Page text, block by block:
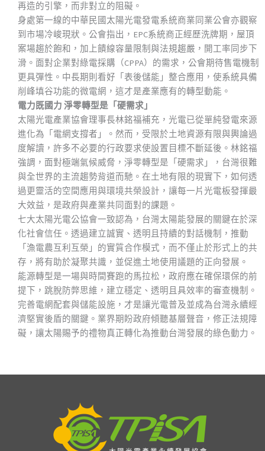
再造的引擎，而非對立的阻礙。
身處第一線的中華民國太陽光電發電系統商業同業公會亦觀察
到市場冷峻現狀。公會指出，EPC系統商正經歷洗牌期，屋頂
案場趨於飽和，加上饋線容量限制與法規趨嚴，開工率同步下
滑。面對企業對綠電採購（CPPA）的需求，公會期待售電機制
更具彈性。中長期則看好「表後儲能」整合應用，使系統具備
削峰填谷功能的微電網，這才是產業應有的轉型動能。
電力既國力 淨零轉型是「硬需求」
太陽光電產業協會理事長林銘福補充，光電已從單純發電來源
進化為「電網支撐者」。然而，受限於土地資源有限與輿論過
度解讀，許多不必要的行政要求使設置目標不斷延後。林銘福
強調，面對極端氣候威脅，淨零轉型是「硬需求」，台灣很難
與全世界的主流趨勢背道而馳。在土地有限的現實下，如何透
過更靈活的空間應用與環境共榮設計，讓每一片光電板發揮最
大效益，是政府與產業共同面對的課題。
七大太陽光電公協會一致認為，台灣太陽能發展的關鍵在於深
化社會信任。透過建立誠實、透明且持續的對話機制，推動
「漁電農互利互榮」的實質合作模式，而不僅止於形式上的共
存，將有助於凝聚共識，並促進土地使用議題的正向發展。
能源轉型是一場與時間賽跑的馬拉松，政府應在確保環保的前
提下，跳脫防弊思維，建立穩定、透明且具效率的審查機制。
完善電網配套與儲能設施，才是讓光電普及並成為台灣永續經
濟堅實後盾的關鍵。業界期盼政府傾聽基層聲音，修正法規障
礙，讓太陽賜予的禮物真正轉化為推動台灣發展的綠色動力。